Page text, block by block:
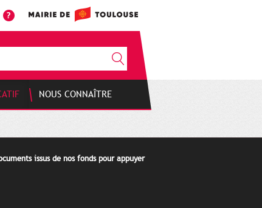
NOUS CONNAÎTRE
issus de nos fonds pour appuyer